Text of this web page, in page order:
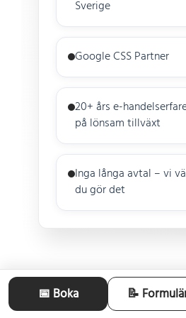
Sverige
Google CSS Partner
20+ års e-
på lönsam tillväxt
Inga långa avtal – vi
du gör det
📅 Boka 📝